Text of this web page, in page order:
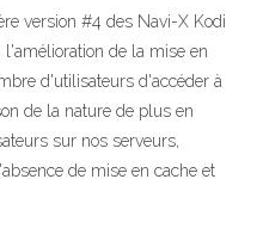
version #4 des Navi-X Kodi
l'amélioration de la mise en
d'utilisateurs d'accéder à
de la nature de plus en
sur nos serveurs,
de mise en cache et